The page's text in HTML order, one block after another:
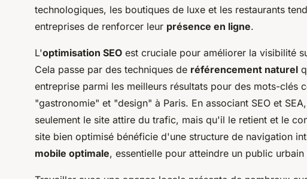
technologiques, les boutiques de luxe et les restaurants
entreprises de renforcer leur présence en ligne.
L'optimisation SEO est cruciale pour améliorer la visibilité
Cela passe par des techniques de référencement naturel
entreprise parmi les meilleurs résultats pour des mots-clés
"gastronomie" et "design" à Paris. En associant SEO et
seulement le site attire du trafic, mais qu'il le retient et le
site bien optimisé bénéficie d'une structure de navigation
mobile optimale, essentielle pour atteindre un public